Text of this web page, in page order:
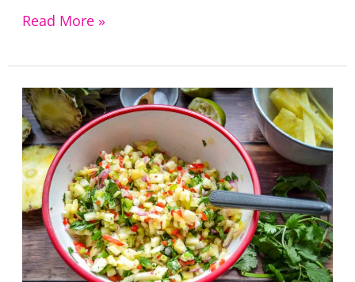
Pimientos
padron
Rezept
Read More »